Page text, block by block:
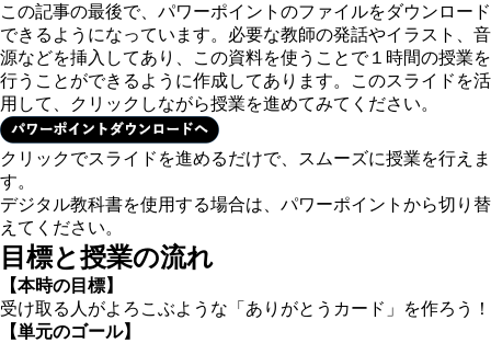
この記事の最後で、パワーポイントのファイルをダウンロード
できるようになっています。必要な教師の発話やイラスト、音
源などを挿入してあり、この資料を使うことで１時間の授業を
行うことができるように作成してあります。このスライドを活
用して、クリックしながら授業を進めてみてください。
クリックでスライドを進めるだけで、スムーズに授業を行えま
す。
デジタル教科書を使用する場合は、パワーポイントから切り替
えてください。
目標と授業の流れ
【本時の目標】
受け取る人がよろこぶような「ありがとうカード」を作ろう！
【単元のゴール】